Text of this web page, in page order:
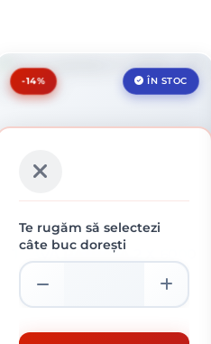
ÎN STOC
-14%
TEAVA PATRATA 2 X 6000
Te rugăm să selectezi
câte buc dorești